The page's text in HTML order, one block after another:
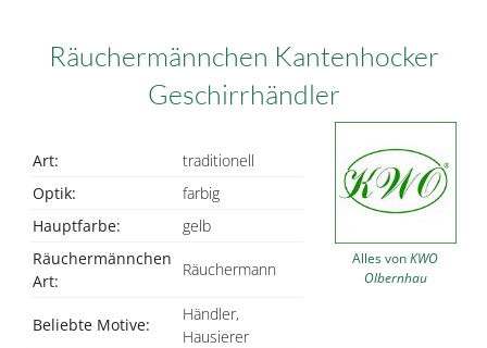
Räuchermännchen Kantenhocker
Geschirrhändler
Art:
traditionell
Optik:
farbig
Hauptfarbe:
gelb
Räuchermännchen
Art:
Räuchermann
Beliebte Motive:
Händler,
Hausierer
Alles vonKWO
Olbernhau